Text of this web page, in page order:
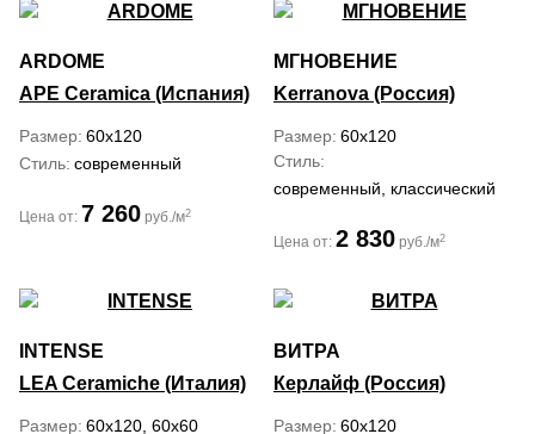
ARDOME
APE Ceramica (Испания)
Размер 60x120
Стиль современный
Цена от: 7 260 руб./м2
МГНОВЕНИЕ
Kerranova (Россия)
Размер 60x120
Стиль
современный, классический
Цена от: 2 830 руб./м2
INTENSE
LEA Ceramiche (Италия)
Размер 60x120, 60x60
ВИТРА
Керлайф (Россия)
Размер 60x120